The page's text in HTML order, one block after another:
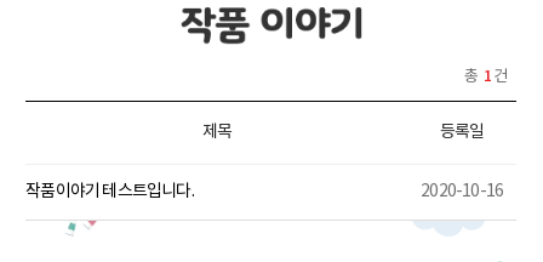
총 1 건
제목 등록일
작품이야기 테스트입니다. 2020-10-16